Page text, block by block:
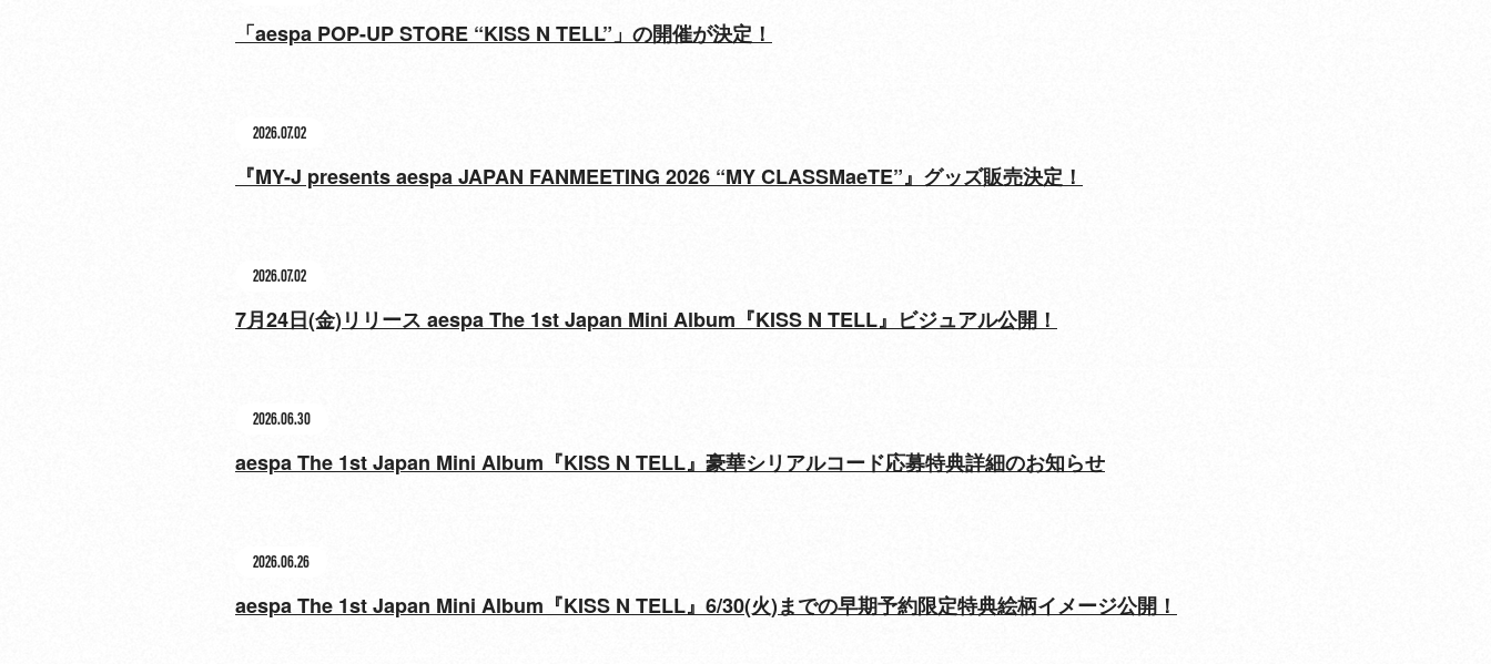
「aespa POP-UP STORE “KISS N TELL”」の開催が決定！
2026.07.02
『MY-J presents aespa JAPAN FANMEETING 2026 “MY CLASSMaeTE”』グッズ販売決定！
2026.07.02
7月24日(金)リリース aespa The 1st Japan Mini Album『KISS N TELL』ビジュアル公開！
2026.06.30
aespa The 1st Japan Mini Album『KISS N TELL』豪華シリアルコード応募特典詳細のお知らせ
2026.06.26
aespa The 1st Japan Mini Album『KISS N TELL』6/30(火)までの早期予約限定特典絵柄イメージ公開！